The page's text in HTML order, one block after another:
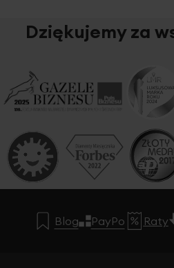
Dziękujemy za
Blog PayPo Raty